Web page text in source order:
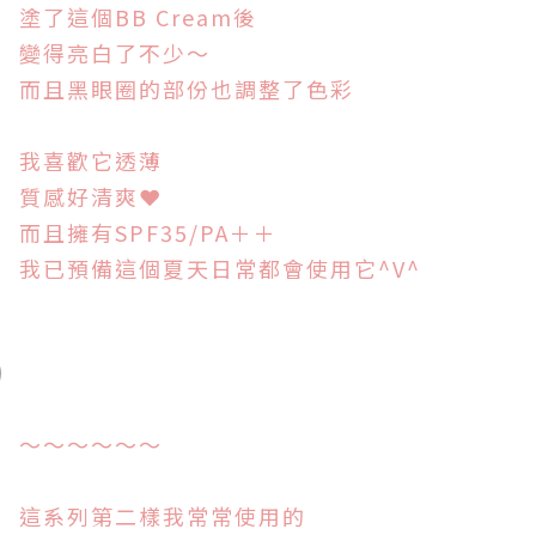
塗了這個BB Cream後
變得亮白了不少～
而且黑眼圈的部份也調整了色彩
我喜歡它透薄
質感好清爽❤
而且擁有SPF35/PA＋＋
我已預備這個夏天日常都會使用它^V^
～～～～～～
這系列第二樣我常常使用的